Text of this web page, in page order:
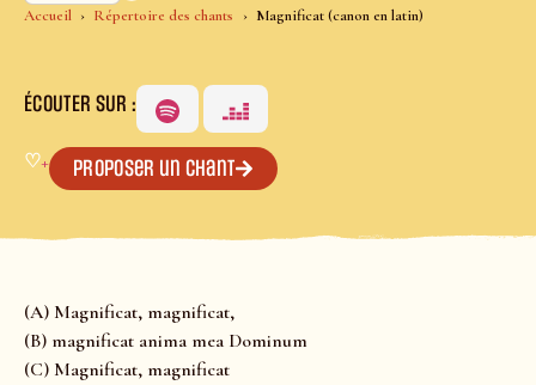
Accueil Répertoire des chants Magnificat (canon en latin)
ÉCOUTER SUR :
♡+ Proposer un chant
(A) Magnificat, magnificat,
(B) magnificat anima mea Dominum
(C) Magnificat, magnificat